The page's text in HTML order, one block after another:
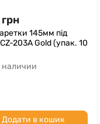
грн
145мм під
203A Gold (упак. 10
наличии
Додати в кошик